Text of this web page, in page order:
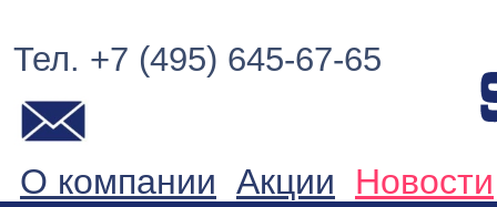
Тел. +7 (495) 645-67-65
О компании Акции Новости